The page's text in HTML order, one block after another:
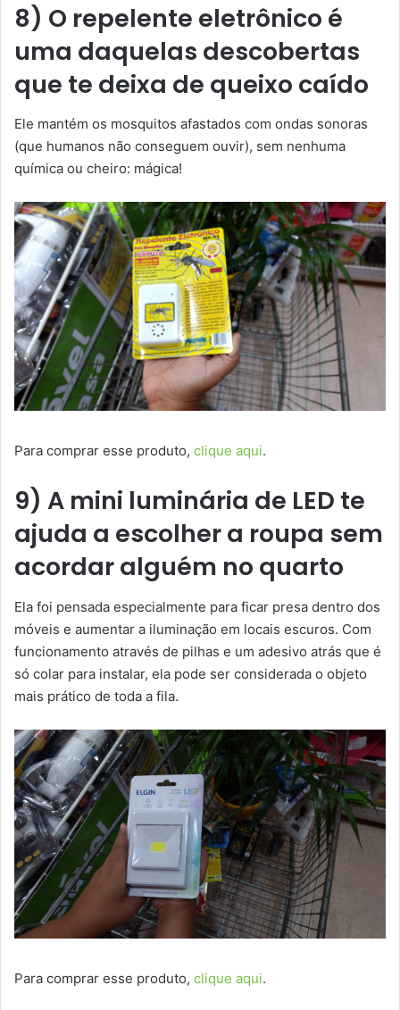
8) O repelente eletrônico é
uma daquelas descobertas
que te deixa de queixo caído
Ele mantém os mosquitos afastados com ondas sonoras
(que humanos não conseguem ouvir), sem nenhuma
química ou cheiro: mágica!
Para comprar esse produto, clique aqui.
9) A mini luminária de LED te
ajuda a escolher a roupa sem
acordar alguém no quarto
Ela foi pensada especialmente para ficar presa dentro dos
móveis e aumentar a iluminação em locais escuros. Com
funcionamento através de pilhas e um adesivo atrás que é
só colar para instalar, ela pode ser considerada o objeto
mais prático de toda a fila.
Para comprar esse produto, clique aqui.